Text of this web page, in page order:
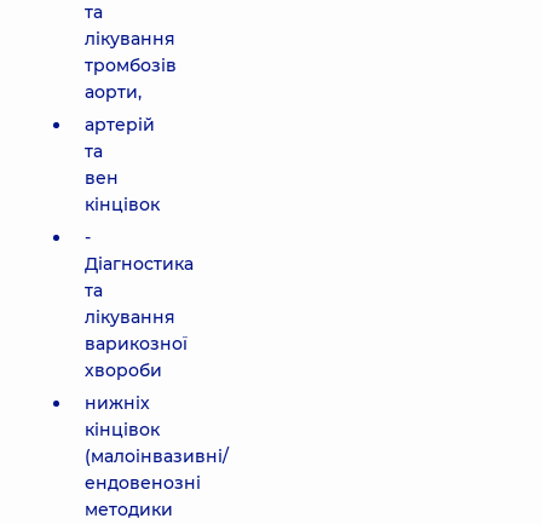
та
лікування
тромбозів
аорти,
артерій
та
вен
кінцівок
-
Діагностика
та
лікування
варикозної
хвороби
нижніх
кінцівок
(малоінвазивні/
ендовенозні
методики